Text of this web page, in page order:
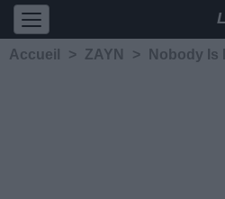
Accueil > ZAYN > Nobody Is